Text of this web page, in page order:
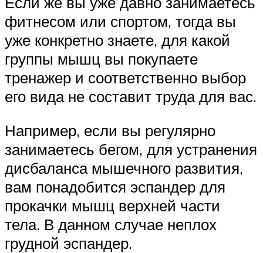
фитнесом или спортом, тогда вы
уже конкретно знаете, для какой
группы мышц вы покупаете
тренажер и соответственно выбор
его вида не составит труда для вас.
Например, если вы регулярно
занимаетесь бегом, для устранения
дисбаланса мышечного развития,
вам понадобится эспандер для
прокачки мышц верхней части
тела. В данном случае неплох
грудной эспандер.